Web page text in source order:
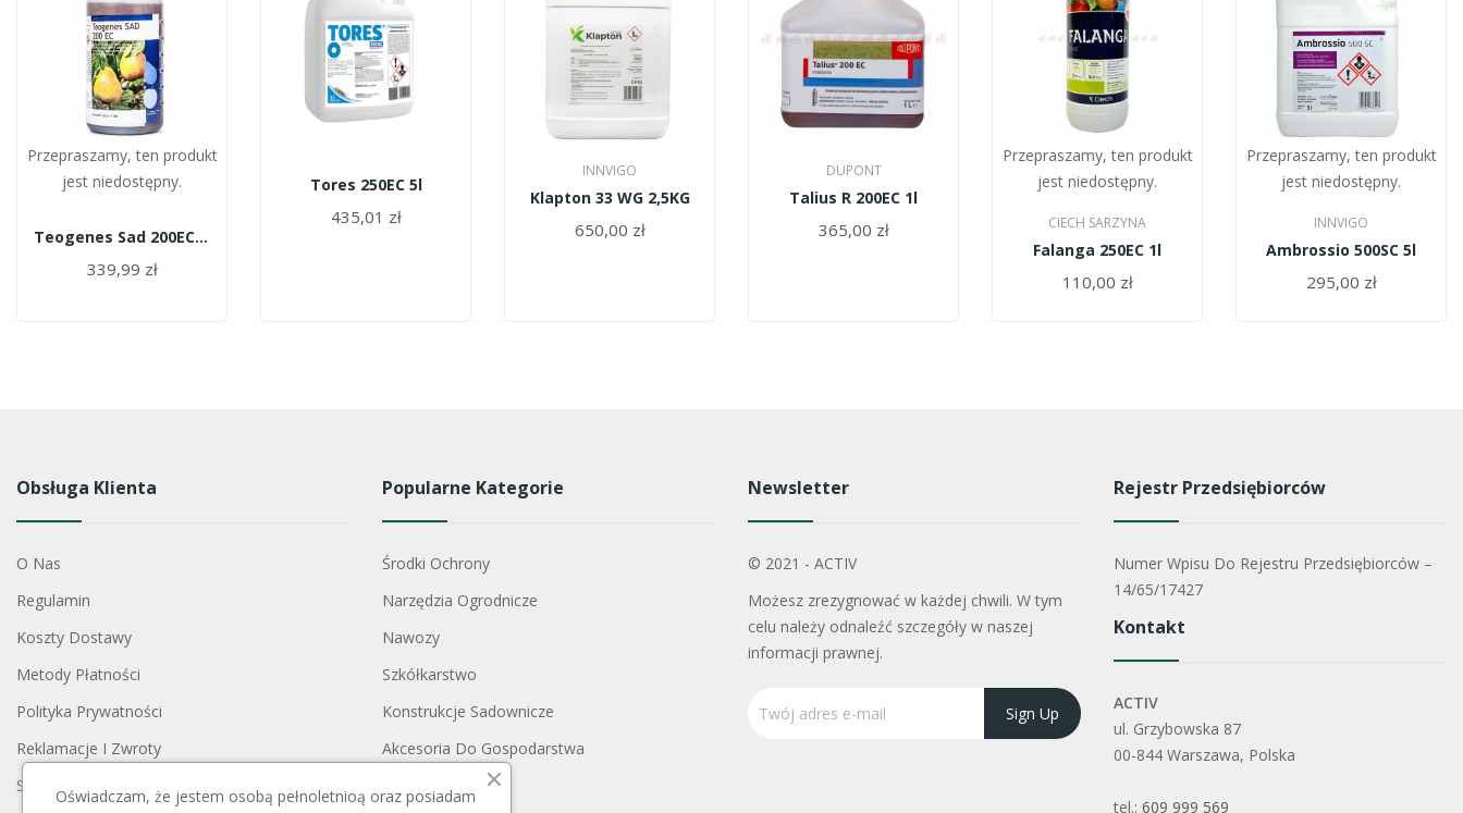
Przepraszamy, ten produkt
jest niedostępny.
Teogenes Sad 200EC 1l
339,99 zł
Tores 250EC 5l
435,01 zł
INNVIGO
Klapton 33 WG 2,5KG
650,00 zł
DUPONT
Talius R 200EC 1l
365,00 zł
Przepraszamy, ten produkt
jest niedostępny.
CIECH SARZYNA
Falanga 250EC 1l
110,00 zł
Przepraszamy, ten produkt
jest niedostępny.
INNVIGO
Ambrossio 500SC 5l
295,00 zł
Obsługa Klienta
O Nas
Regulamin
Koszty Dostawy
Metody Płatności
Polityka Prywatności
Reklamacje I Zwroty
Skontaktuj Się Z Nami
Popularne Kategorie
Środki Ochrony
Narzędzia Ogrodnicze
Nawozy
Szkółkarstwo
Konstrukcje Sadownicze
Akcesoria Do Gospodarstwa
Opryskiwacze
Newsletter
© 2021 - ACTIV
Możesz zrezygnować w każdej chwili. W tym
celu należy odnaleźć szczegóły w naszej
informacji prawnej.
Rejestr Przedsiębiorców
Numer Wpisu Do Rejestru Przedsiębiorców –
14/65/17427
Kontakt
ACTIV
ul. Grzybowska 87
00-844 Warszawa, Polska
tel.: 609 999 569
Oświadczam, że jestem osobą pełnoletnioą oraz posiadam